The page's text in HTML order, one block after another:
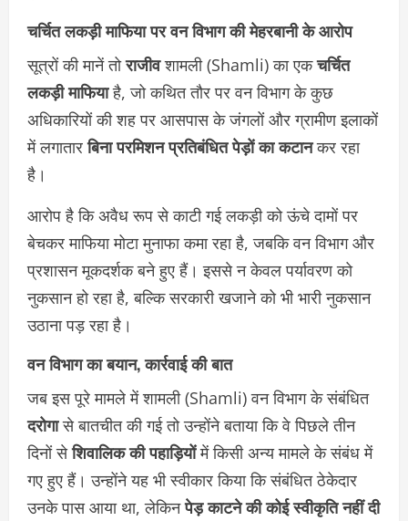
चर्चित लकड़ी माफिया पर वन विभाग की मेहरबानी के आरोप
सूत्रों की मानें तोराजीवशामली (Shamli) का एकचर्चित
लकड़ी माफियाहै, जो कथित तौर पर वन विभाग के कुछ
अधिकारियों की शह पर आसपास के जंगलों और ग्रामीण इलाकों
में लगातारबिना परमिशन प्रतिबंधित पेड़ों का कटानकर रहा
है।
आरोप है कि अवैध रूप से काटी गई लकड़ी को ऊंचे दामों पर
बेचकर माफिया मोटा मुनाफा कमा रहा है, जबकि वन विभाग और
प्रशासन मूकदर्शक बने हुए हैं। इससे न केवल पर्यावरण को
नुकसान हो रहा है, बल्कि सरकारी खजाने को भी भारी नुकसान
उठाना पड़ रहा है।
वन विभाग का बयान, कार्रवाई की बात
जब इस पूरे मामले में शामली (Shamli) वन विभाग के संबंधित
दरोगासे बातचीत की गई तो उन्होंने बताया कि वे पिछले तीन
दिनों सेशिवालिक की पहाड़ियोंमें किसी अन्य मामले के संबंध में
गए हुए हैं। उन्होंने यह भी स्वीकार किया कि संबंधित ठेकेदार
उनके पास आया था, लेकिनपेड़ काटने की कोई स्वीकृति नहीं दी